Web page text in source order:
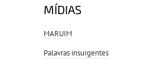
MÍDIAS
MARUIM
Palavras insurgentes